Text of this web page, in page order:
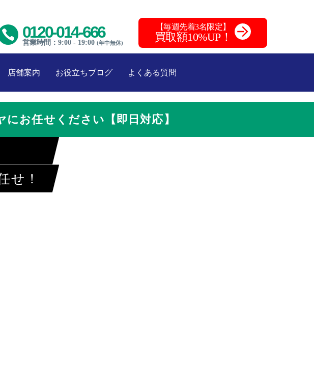
0120-014-666
営業時間：9:00 - 19:00 (年中無休)
【毎週先着3名限定】
買取額10%UP！
店舗案内 お役立ちブログ よくある質問
お任せください【即日対応】
せ！
取